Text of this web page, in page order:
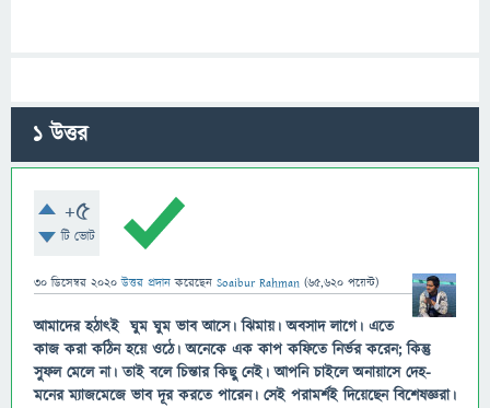
1উত্তর
+5
টি ভোট
30 ডিসেম্বর 2020 উত্তর প্রদান করেছেন Soaibur Rahman (65,620 পয়েন্ট)
আমাদের হঠাৎই ঘুম ঘুম ভাব আসে। ঝিমায়। অবসাদ লাগে। এতে
কাজ করা কঠিন হয়ে ওঠে। অনেকে এক কাপ কফিতে নির্ভর করেন; কিন্তু
সুফল মেলে না। তাই বলে চিন্তার কিছু নেই। আপনি চাইলে অনায়াসে দেহ-
মনের ম্যাজমেজে ভাব দূর করতে পারেন। সেই পরামর্শই দিয়েছেন বিশেষজ্ঞরা।